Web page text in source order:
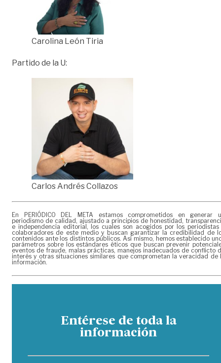
Carolina León Tiria
Partido de la U:
Carlos Andrés Collazos
En PERIÓDICO DEL META estamos comprometidos en generar
periodismo de calidad, ajustado a principios de honestidad,
e independencia editorial, los cuales son acogidos por los periodistas
colaboradores de este medio y buscan garantizar la credibilidad de
contenidos ante los distintos públicos. Así mismo, hemos establecido
parámetros sobre los estándares éticos que buscan prevenir
eventos de fraude, malas prácticas, manejos inadecuados de conflicto
interés y otras situaciones similares que comprometan la veracidad de
información.
Entérese de toda la
información